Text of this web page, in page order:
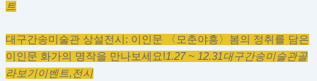
트
대구간송미술관 상설전시: 이인문 〈모춘야흥〉 봄의 정취를 담은
이인문 화가의 명작을 만나보세요!1.27 ~ 12.31대구간송미술관골
라보기이벤트,전시